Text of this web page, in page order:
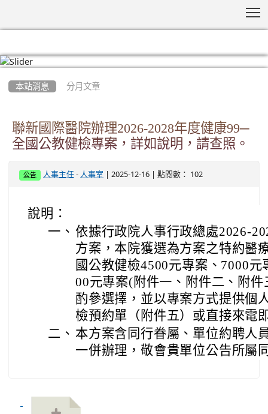
本站消息 分月文章
聯新國際醫院辦理2026-2028年度健康99─
全國公教健檢專案，詳如說明，請查照。
公告 人事主任 - 人事室 | 2025-12-16 | 點閱數： 102
說明：
一、 依據行政院人事行政總處2026-
方案，本院獲選為方案之特約醫
國公教健檢4500元專案、7000
00元專案(附件一、附件二、附
酌參選擇，並以專案方式提供個
檢預約單（附件五）或直接來電
二、 本方案含同行眷屬、單位約聘人
一併辦理，敬會貴單位公告所屬